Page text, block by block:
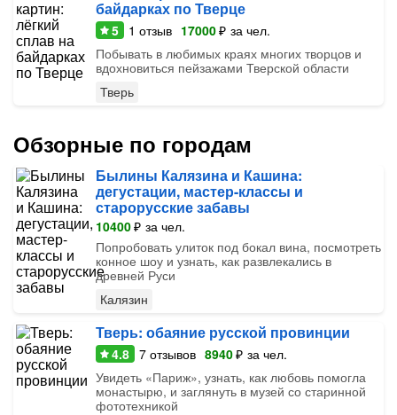
байдарках по Тверце
5 1 отзыв 17000₽ за чел.
Побывать в любимых краях многих творцов и
вдохновиться пейзажами Тверской области
Тверь
Обзорные по городам
Былины Калязина и Кашина:
дегустации, мастер-классы и
старорусские забавы
10400₽ за чел.
Попробовать улиток под бокал вина, посмотреть
конное шоу и узнать, как развлекались в
древней Руси
Калязин
Тверь: обаяние русской провинции
4.8 7 отзывов 8940₽ за чел.
Увидеть «Париж», узнать, как любовь помогла
монастырю, и заглянуть в музей со старинной
фототехникой